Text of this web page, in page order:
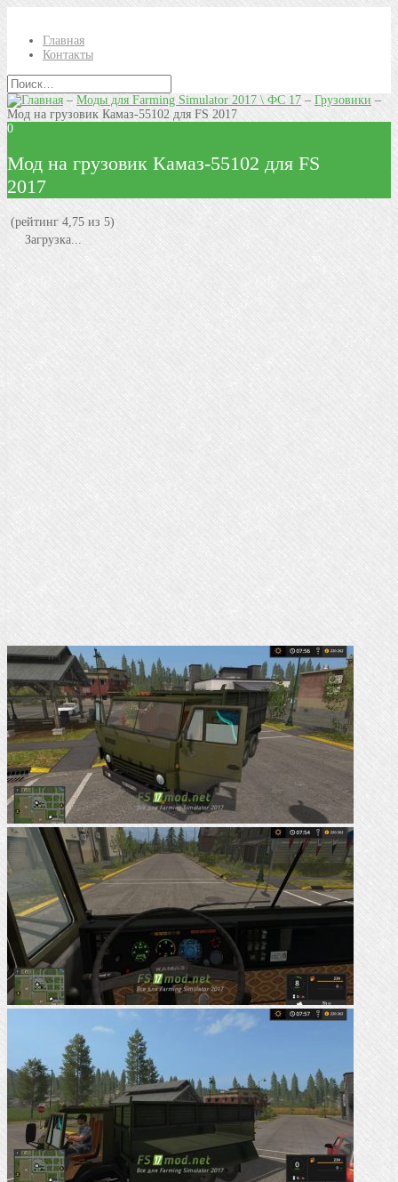
Главная
Контакты
–Моды для Farming Simulator 2017 \ ФС 17– Грузовики –
Мод на грузовик Камаз-55102 для FS 2017
0
Мод на грузовик Камаз-55102 для FS
2017
(рейтинг 4,75 из 5)
Загрузка...